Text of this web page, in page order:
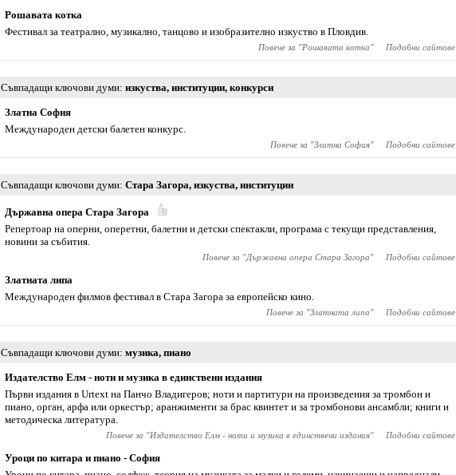
Рошавата котка
Фестивал за театрално, музикално, танцово и изобразително изкуство в Пловдив.
Повече за "Рошавата котка" Подобни сайтове
Съвпадащи ключови думи изкуства, институции, конкурси
Златна София
Международен детски балетен конкурс.
Повече за "Златна София" Подобни сайтове
Съвпадащи ключови думи Стара Загора, изкуства, институции
Държавна опера Стара Загора
Репертоар на оперни, оперетни, балетни и детски спектакли, програма с текущи представления,
новини за събития.
Повече за "Държавна опера Стара Загора" Подобни сайтове
Златната липа
Международен филмов фестивал в Стара Загора за европейско кино.
Повече за "Златната липа" Подобни сайтове
Съвпадащи ключови думи музика, пиано
Издателство Елм - ноти и музика в единствени издания
Първи издания в Urtext на Панчо Владигеров; ноти и партитури на произведения за тромбон и
пиано, орган, арфа или оркестър; аранжименти за брас квинтет и за тромбонови ансамбли; книги и
методическа литература.
Повече за "Издателство Елм - ноти и музика в единствени издания" Подобни сайтове
Уроци по китара и пиано - София